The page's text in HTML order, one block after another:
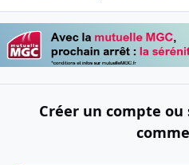
Créer un compte